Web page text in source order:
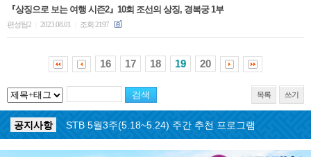
『상징으로 보는 여행 시즌2』10회 조선의 상징, 경복궁 1부
편성팀2 2023.08.01 조회 2197
16 17 18 19 20
목록 쓰기
공지사항
STB 5월4주(5.25~5.31) 주간 추천 프로그램
공지사항
STB 5월3주(5.18~5.24) 주간 추천 프로그램
공지사항
STB 4월마지막주(4.27~5.3) 주간 추천 프로그램
STB 4월4주(4.20~4.26) 주간 추천 프로그램